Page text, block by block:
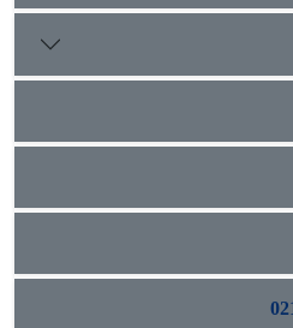
نظریه مجموعه امنیت منطقه‌ای در